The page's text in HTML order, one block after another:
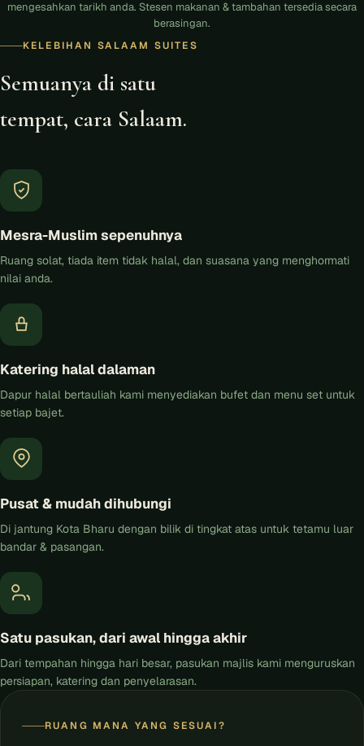
mengesahkan tarikh anda. Stesen makanan & tambahan tersedia secara
berasingan.
KELEBIHAN SALAAM SUITES
Semuanya di satu
tempat, cara Salaam.
Mesra-Muslim sepenuhnya
Ruang solat, tiada item tidak halal, dan suasana yang menghormati
nilai anda.
Katering halal dalaman
Dapur halal bertauliah kami menyediakan bufet dan menu set untuk
setiap bajet.
Pusat & mudah dihubungi
Di jantung Kota Bharu dengan bilik di tingkat atas untuk tetamu luar
bandar & pasangan.
Satu pasukan, dari awal hingga akhir
Dari tempahan hingga hari besar, pasukan majlis kami menguruskan
persiapan, katering dan penyelarasan.
RUANG MANA YANG SESUAI?